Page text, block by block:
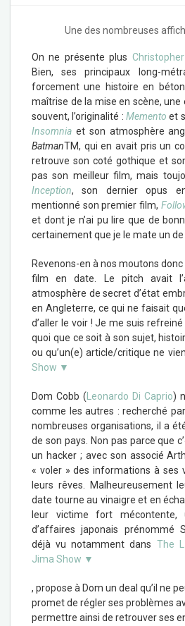
Une des nombreuses
On ne présente plus
Bien, ses principaux long-
forcement une histoire en
maîtrise de la mise en scène,
souvent, l’originalité : Memento et
Insomnia et son atmosphère
BatmanTM, qui en avait pris un
retrouve son coté gothique et
pas son meilleur film, mais
Inception, son dernier opus
mentionné son premier film,
et dont je n’ai pu lire que de
certainement que je le mate un de
Revenons-en à nos moutons donc
film en date. Le pitch avait
atmosphère de secret d’état
en Angleterre, ce qui ne faisait
d’aller le voir ! Je me suis
quoi que ce soit à son sujet,
ou qu’un(e) article/critique ne
Show ▼
Dom Cobb ( Leonardo Di Caprio)
comme les autres : recherché
nombreuses organisations, il a
de son pays. Non pas parce que
un hacker ; avec son associé
« voler » des informations à ses
leurs rêves. Malheureusement
date tourne au vinaigre et en
leur victime fort mécontente,
d’affaires japonais prénommé
déjà vu notamment dans The
Jima Show ▼
, propose à Dom un deal qu’il ne
promet de régler ses problèmes
permettre ainsi de retrouver ses